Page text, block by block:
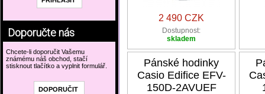
2 490 CZK
Dostupnost:
skladem
Pánské hodinky
Casio Edifice EFV-
150D-2AVUEF
Doporučte nás
Chcete-li doporučit Vašemu
známému náš obchod, stačí
stisknout tlačítko a vyplnit formulář.